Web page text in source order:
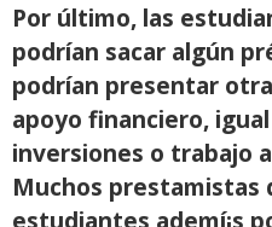
Por último, las
podrían sacar algún
podrían presentar
apoyo financiero,
inversiones o trabajo
Muchos prestamistas